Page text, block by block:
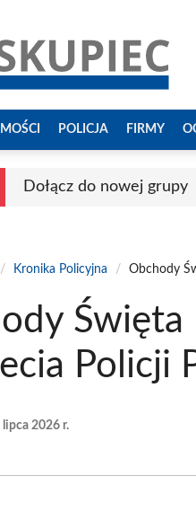
POLICJA FIRMY
Dołącz do nowej grupy
/ Kronika Policyjna / Obchody
Święta
Policji
lipca 2026 r.